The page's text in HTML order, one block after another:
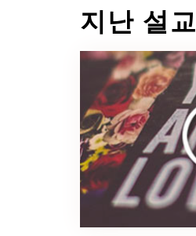
지난 설교